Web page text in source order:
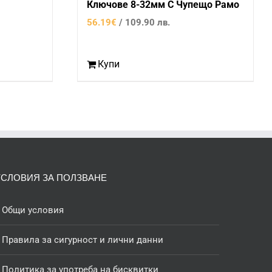
Ключове 8-32мм С Чупещо Рамо
56.19€ / 109.90 лв.
Купи
ЗА ПОЛЗВАНЕ
Общи условия
Правила за сигурност и лични данни
Политика за употреба на бисквитки